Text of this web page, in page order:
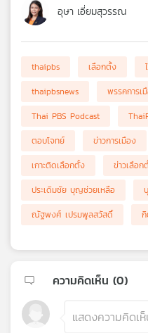
อุษา เอี่ยมสุวรรณ
thaipbs เลือกตั้ง
thaipbsnews
พรรคการเ
Thai PBS Podcast
ตอบโจทย์
ข่าวการเมือง
เกาะติดเลือกตั้ง
ข่าวเลือก
ประเดิมชัย บุญช่วยเหลือ
ณัฐพงศ์ เปรมพูลสวัสดิ์
ความคิดเห็น (0)